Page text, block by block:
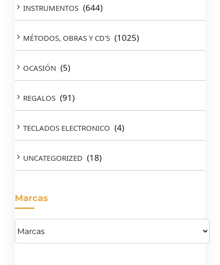
INSTRUMENTOS (644)
MÉTODOS, OBRAS Y CD'S (1025)
OCASIÓN (5)
REGALOS (91)
TECLADOS ELECTRONICO (4)
UNCATEGORIZED (18)
Marcas